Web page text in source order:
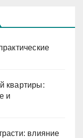
квартиры:
и
влияние